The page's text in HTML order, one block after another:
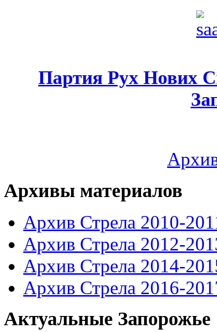
Партия Рух Нових
Архивы материалов
Архив Стрела 2010-
Архив Стрела 2012-
Архив Стрела 2014-
Архив Стрела 2016-
Актуальные Запорожье